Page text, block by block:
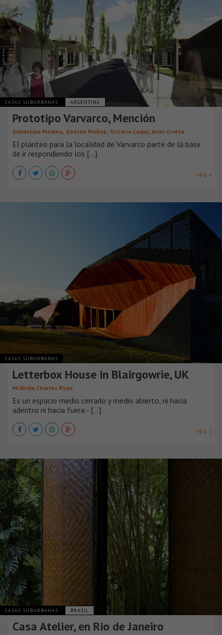
CASAS SUBURBANAS ARGENTINA
Prototipo Varvarco, Mención
Sebastian Medina, Gaston Muñoz, Octavio Luqui, Ariel Orieta
El planteo para la localidad de Varvarco parte de la base
de ir respondiendo los [...]
VER +
CASAS SUBURBANAS
Letterbox House in Blairgowrie, UK
McBride Charles Ryan
Es un espacio medio cerrado y medio abierto, ni hacia
adentro ni hacia fuera - [...]
VER +
CASAS SUBURBANAS BRASIL
Casa Atelier, en Rio de Janeiro